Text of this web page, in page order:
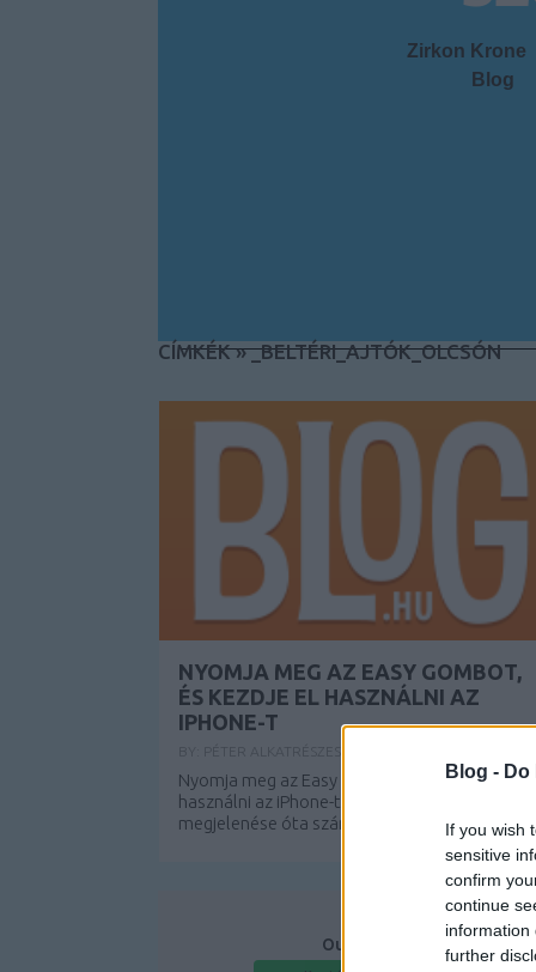
Blog -
If you wish
sensitive
confirm
continue
information
further
Zirkon Krone
Blog
CÍMKÉK»_BELTÉRI_AJTÓK_OLCSÓN
NYOMJA MEG AZ EASY GOMBOT,
ÉS KEZDJE EL HASZNÁLNI AZ
IPHONE-T
Nyomja meg az Easy gombot, és kezdje el
használni az iPhone-t Az iPhone kezdeti
megjelenése óta számos olyan...
Our Partners